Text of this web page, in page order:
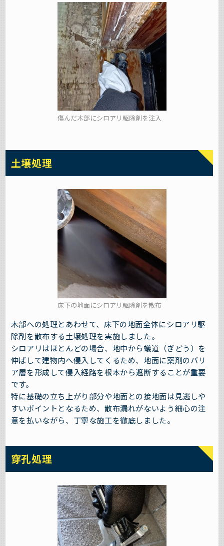
傷んだ木部にシロアリ駆除剤を注入
土壌処理
床下の地面にシロアリ駆除剤を散布
木部への処理とあわせて、床下の地面全体にシロアリ駆
除剤を散布する土壌処理を実施しました。
シロアリはほとんどの場合、地中から蟻道（ぎどう）を
伸ばして建物内へ侵入してくるため、地面に薬剤のバリ
ア層を形成して侵入経路を根本から遮断することが重要
です。
特に基礎の立ち上がり部分や地面との接地面は見逃しや
すいポイントとなるため、散布漏れがないよう細心の注
意を払いながら、丁寧な施工を徹底しました。
穿孔処理